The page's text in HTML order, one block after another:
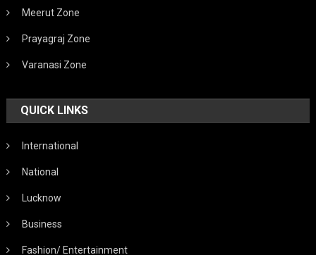
Meerut Zone
Prayagraj Zone
Varanasi Zone
QUICK LINKS
International
National
Lucknow
Business
Fashion/ Entertainment